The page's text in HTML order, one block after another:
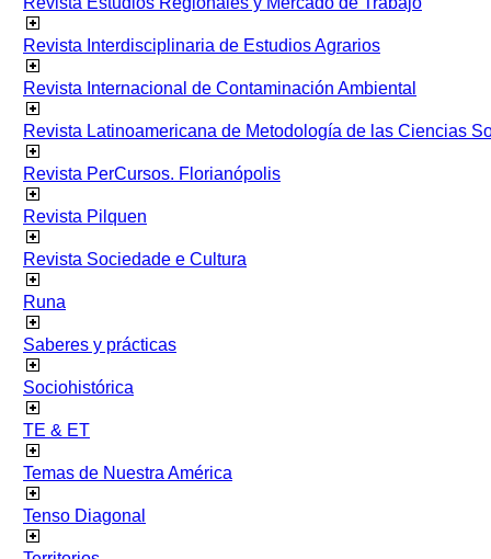
Revista Interdisciplinaria de Estudios Agrarios
Revista Internacional de Contaminación Ambiental
Revista Latinoamericana de Metodología de las Ciencias
Revista PerCursos. Florianópolis
Revista Pilquen
Revista Sociedade e Cultura
Runa
Saberes y prácticas
Sociohistórica
TE & ET
Temas de Nuestra América
Tenso Diagonal